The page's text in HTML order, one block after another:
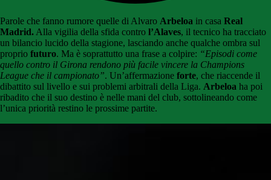
Parole che fanno rumore quelle di Alvaro Arbeloa in casa Real
Madrid.Alla vigilia della sfida contro l’Alaves, il tecnico ha tracciato
un bilancio lucido della stagione, lasciando anche qualche ombra sul
proprio futuro. Ma è soprattutto una frase a colpire: “Episodi come
quello contro il Girona rendono più facile vincere la Champions
League che il campionato”. Un’affermazione forte, che riaccende il
dibattito sul livello e sui problemi arbitrali della Liga. Arbeloa ha poi
ribadito che il suo destino è nelle mani del club, sottolineando come
l’unica priorità restino le prossime partite.